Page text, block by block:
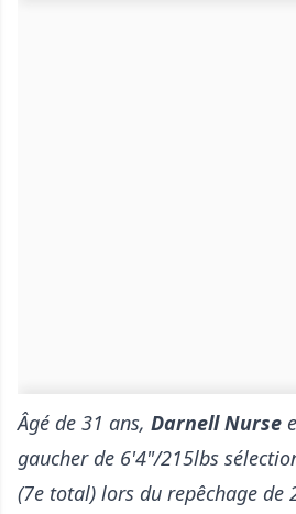
Âgé de 31 ans, Darnell Nurse
gaucher de 6'4"/215lbs
(7e total) lors du repêchage de